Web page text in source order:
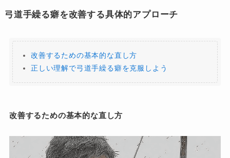
弓道手繰る癖を改善する具体的アプローチ
改善するための基本的な直し方
正しい理解で弓道手繰る癖を克服しよう
改善するための基本的な直し方